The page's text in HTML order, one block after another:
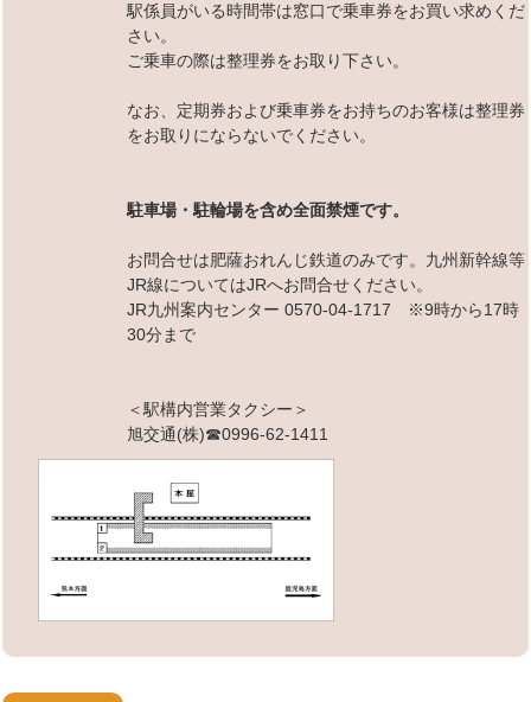
駅係員がいる時間帯は窓口で乗車券をお買い求めくだ
さい。
ご乗車の際は整理券をお取り下さい。
なお、定期券および乗車券をお持ちのお客様は整理券
をお取りにならないでください。
駐車場・駐輪場を含め全面禁煙です。
お問合せは肥薩おれんじ鉄道のみです。九州新幹線等
JR線についてはJRへお問合せください。
JR九州案内センター 0570-04-1717 ※9時から17時
30分まで
＜駅構内営業タクシー＞
旭交通(株)☎0996-62-1411